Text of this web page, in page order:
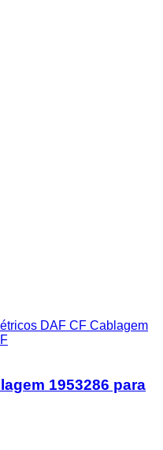
DAF CF Cablagem
1953286 para